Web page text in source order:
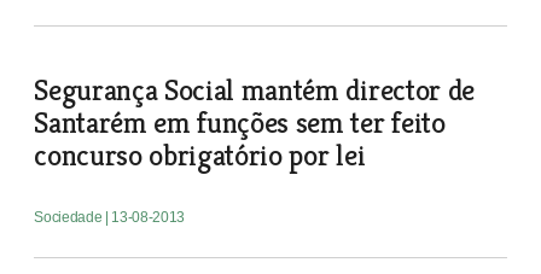
Segurança Social mantém director de
Santarém em funções sem ter feito
concurso obrigatório por lei
Sociedade | 13-08-2013